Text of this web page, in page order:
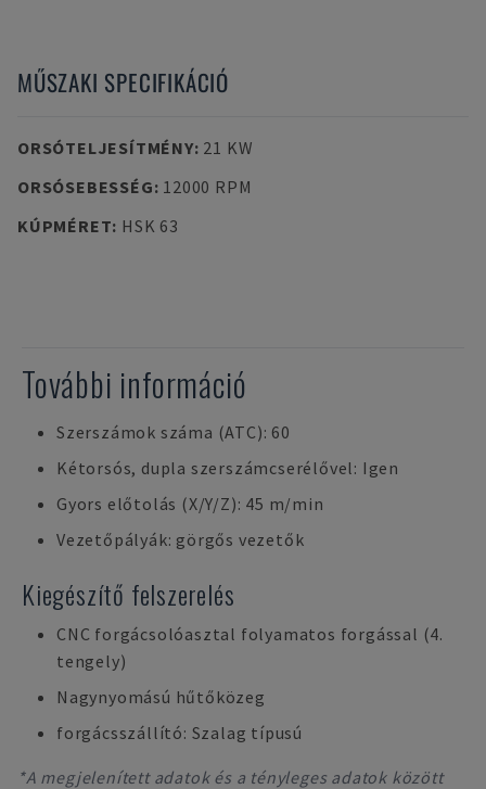
MŰSZAKI SPECIFIKÁCIÓ
ORSÓTELJESÍTMÉNY: 21 KW
ORSÓSEBESSÉG: 12000 RPM
KÚPMÉRET: HSK 63
További információ
Szerszámok száma (ATC): 60
Kétorsós, dupla szerszámcserélővel: Igen
Gyors előtolás (X/Y/Z): 45 m/min
Vezetőpályák: görgős vezetők
Kiegészítő felszerelés
CNC forgácsolóasztal folyamatos forgással (4.
tengely)
Nagynyomású hűtőközeg
forgácsszállító: Szalag típusú
*A megjelenített adatok és a tényleges adatok között